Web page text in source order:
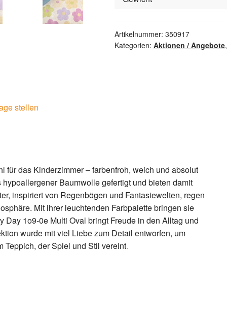
Artikelnummer: 350917
Kategorien: Aktionen / Angebote,
stellen
für das Kinderzimmer – farbenfroh, weich und absolut
hypoallergener Baumwolle gefertigt und bieten damit
inspiriert von Regenbögen und Fantasiewelten, regen
Mit ihrer leuchtenden Farbpalette bringen sie
1o9-0e Multi Oval bringt Freude in den Alltag und
wurde mit viel Liebe zum Detail entworfen, um
Teppich, der Spiel und Stil vereint.